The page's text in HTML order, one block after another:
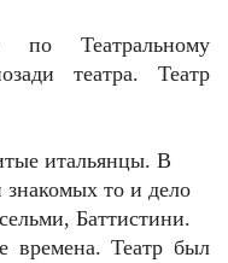
по Театральному
театра. Театр
итальянцы. В
знакомых то и дело
Баттистини.
времена. Театр был